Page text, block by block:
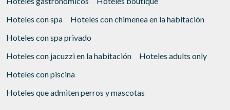
Hoteles con spa
Hoteles con chimenea en la habitación
Hoteles con spa privado
Hoteles con jacuzzi en la habitación
Hoteles adults only
Hoteles con piscina
Hoteles que admiten perros y mascotas